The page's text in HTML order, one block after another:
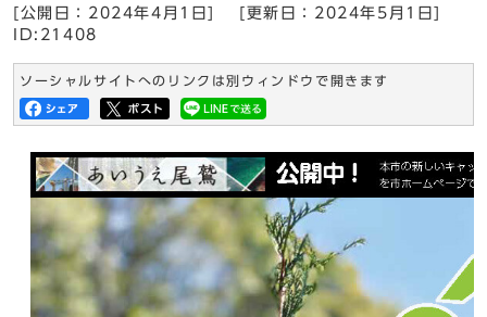
[公開日： 2024年4月1日 [更新日： 2024年5月1日
ID:21408
ソーシャルサイトへのリンクは別ウィンドウで開きます